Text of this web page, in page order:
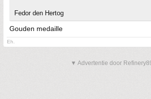
Fedor den Hertog
Gouden medaille
Eh.
▼ Advertentie door